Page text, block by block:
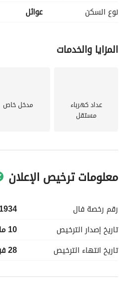
- خط هاتف ثابت متاح
الترفيهية. سواء كنت تبحث عن
للحصول على مزيد من المعلومات أو
نوع السكن
عوائل
المزايا والخدمات
عداد كهرباء
مستقل
مدخل خاص
معلومات ترخيص الإعلان
رقم رخصة فال
تاريخ إصدار الترخيص
10 مايو 2026
تاريخ انتهاء الترخيص 28 فبراير 2027